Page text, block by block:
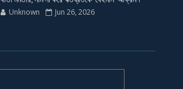
Unknown Jun 26, 2026